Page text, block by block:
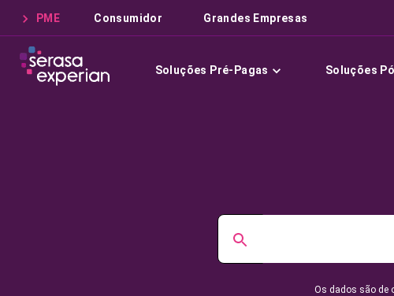
PME Consumidor Grandes Empresas
Soluções Pré-Pagas Soluções
Os dados são de